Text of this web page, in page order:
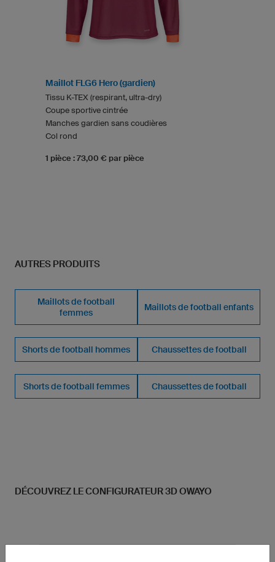
Maillot FLG6 Hero (gardien)
Tissu K-TEX (respirant, ultra-dry)
Coupe sportive cintrée
Manches gardien sans coudières
Col rond
1 pièce : 73,00 € par pièce
AUTRES PRODUITS
Maillots de football
femmes
Maillots de football enfants
Shorts de football hommes Chaussettes de football
Shorts de football femmes Chaussettes de football
DÉCOUVREZ LE CONFIGURATEUR 3D OWAYO